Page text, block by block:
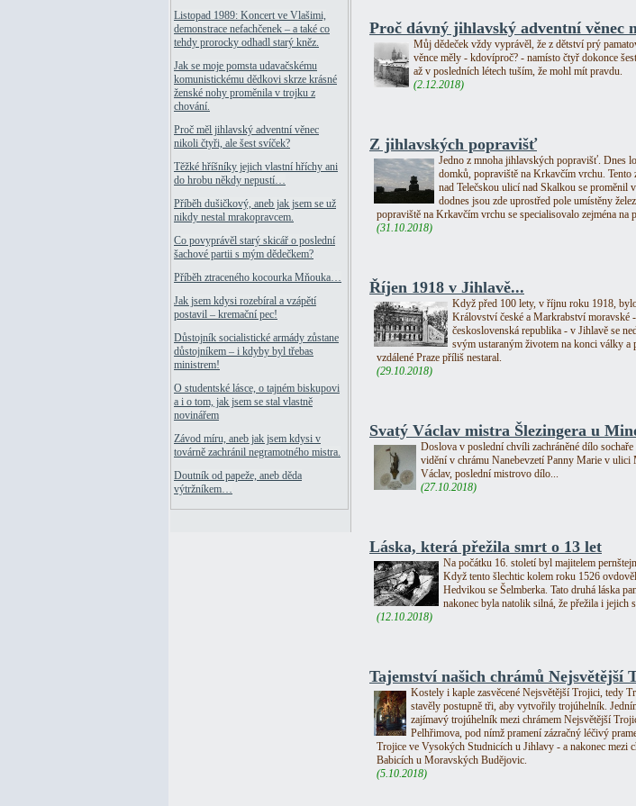
Listopad 1989: Koncert ve Vlašimi,
demonstrace nefachčenek – a také co
tehdy prorocky odhadl starý kněz.
Jak se moje pomsta udavačskému
komunistickému dědkovi skrze krásné
ženské nohy proměnila v trojku z
chování.
Proč měl jihlavský adventní věnec
nikoli čtyři, ale šest svíček?
Těžké hříšníky jejich vlastní hříchy ani
do hrobu někdy nepustí…
Příběh dušičkový, aneb jak jsem se už
nikdy nestal mrakopravcem.
Co povyprávěl starý skicář o poslední
šachové partii s mým dědečkem?
Příběh ztraceného kocourka Mňouka…
Jak jsem kdysi rozebíral a vzápětí
postavil – kremační pec!
Důstojník socialistické armády zůstane
důstojníkem – i kdyby byl třebas
ministrem!
O studentské lásce, o tajném biskupovi
a i o tom, jak jsem se stal vlastně
novinářem
Závod míru, aneb jak jsem kdysi v
továrně zachránil negramotného mistra.
Doutník od papeže, aneb děda
výtržníkem…
Proč dávný jihlavský adventní věnec
Můj dědeček vždy vyprávěl, že z dětství prý
věnce měly - kdovíproč? - namísto čtyř dokonce
až v posledních létech tuším, že mohl mít pravdu.
(2.12.2018)
Z jihlavských popravišť
Jedno z mnoha jihlavských popravišť. Dnes
domků, popraviště na Krkavčím vrchu.
nad Telečskou ulicí nad Skalkou se proměnil
dodnes jsou zde uprostřed pole umístěny
popraviště na Krkavčím vrchu se specialisovalo zejména na
(31.10.2018)
Říjen 1918 v Jihlavě...
Když před 100 lety, v říjnu roku 1918,
Království české a Markrabství moravské
československá republika - v Jihlavě se
svým ustaraným životem na konci války a
vzdálené Praze příliš nestaral.
(29.10.2018)
Svatý Václav mistra Šlezingera u
Doslova v poslední chvíli zachráněné dílo
vidění v chrámu Nanebevzetí Panny Marie v
Václav, poslední mistrovo dílo...
(27.10.2018)
Láska, která přežila smrt o 13 let
Na počátku 16. století byl majitelem
Když tento šlechtic kolem roku 1526
Hedvikou se Šelmberka. Tato druhá láska
nakonec byla natolik silná, že přežila i jejich
(12.10.2018)
Tajemství našich chrámů Nejsvětější
Kostely i kaple zasvěcené Nejsvětější Trojici, tedy
stavěly postupně tři, aby vytvořily trojúhelník.
zajímavý trojúhelník mezi chrámem Nejsvětější
Pelhřimova, pod nímž pramení zázračný léčivý
Trojice ve Vysokých Studnicích u Jihlavy - a nakonec mezi
Babicích u Moravských Budějovic.
(5.10.2018)